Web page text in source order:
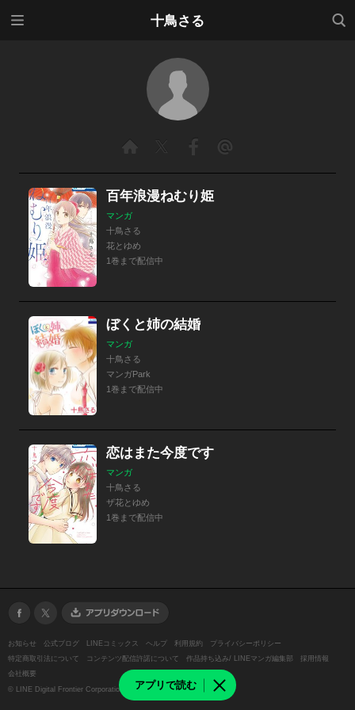
十鳥さる
検索
アプリで読む
百年浪漫ねむり姫
マンガ
十鳥さる
花とゆめ
1巻まで配信中
ぼくと姉の結婚
マンガ
十鳥さる
マンガPark
1巻まで配信中
恋はまた今度です
マンガ
十鳥さる
ザ花とゆめ
1巻まで配信中
お知らせ 公式ブログ LINEコミックス ヘルプ 利用規約
プライバシーポリシー
特定商取引法について
コンテンツ配信許諾について 作品持ち込み/ LINEマンガ編集部
採用情報
会社概要
© LINE Digital Frontier Corporation